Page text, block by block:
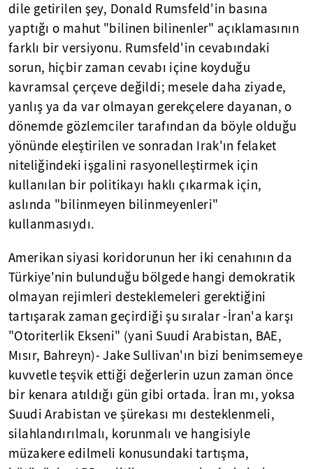
dile getirilen şey, Donald Rumsfeld'in basına
yaptığı o mahut "bilinen bilinenler" açıklamasının
farklı bir versiyonu. Rumsfeld'in cevabındaki
sorun, hiçbir zaman cevabı içine koyduğu
kavramsal çerçeve değildi; mesele daha ziyade,
yanlış ya da var olmayan gerekçelere dayanan, o
dönemde gözlemciler tarafından da böyle olduğu
yönünde eleştirilen ve sonradan Irak'ın felaket
niteliğindeki işgalini rasyonelleştirmek için
kullanılan bir politikayı haklı çıkarmak için,
aslında "bilinmeyen bilinmeyenleri"
kullanmasıydı.
Amerikan siyasi koridorunun her iki cenahının da
Türkiye'nin bulunduğu bölgede hangi demokratik
olmayan rejimleri desteklemeleri gerektiğini
tartışarak zaman geçirdiği şu sıralar -İran'a karşı
"Otoriterlik Ekseni" (yani Suudi Arabistan, BAE,
Mısır, Bahreyn)- Jake Sullivan'ın bizi benimsemeye
kuvvetle teşvik ettiği değerlerin uzun zaman önce
bir kenara atıldığı gün gibi ortada. İran mı, yoksa
Suudi Arabistan ve şürekası mı desteklenmeli,
silahlandırılmalı, korunmalı ve hangisiyle
müzakere edilmeli konusundaki tartışma,